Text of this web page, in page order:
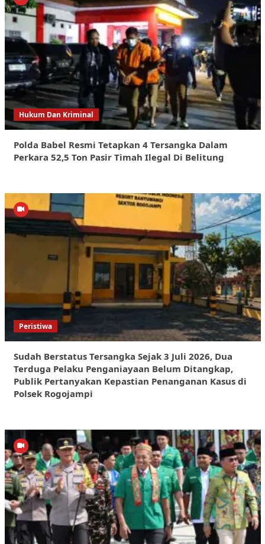
Hukum Dan Kriminal
Polda Babel Resmi Tetapkan 4 Tersangka Dalam
Perkara 52,5 Ton Pasir Timah Ilegal Di Belitung
Peristiwa
Sudah Berstatus Tersangka Sejak 3 Juli 2026, Dua
Terduga Pelaku Penganiayaan Belum Ditangkap,
Publik Pertanyakan Kepastian Penanganan Kasus di
Polsek Rogojampi